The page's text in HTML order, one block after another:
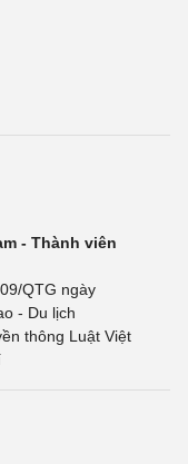
- Thành viên
QTG ngày
- Du lịch
thông Luật Việt